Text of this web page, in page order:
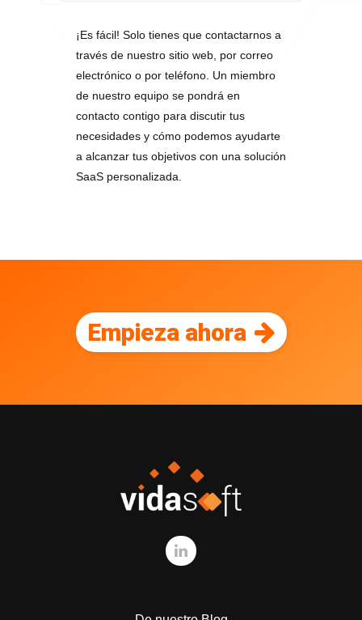
¡Es fácil! Solo tienes que contactarnos a
través de nuestro sitio web, por correo
electrónico o por teléfono. Un miembro
de nuestro equipo se pondrá en
contacto contigo para discutir tus
necesidades y cómo podemos ayudarte
a alcanzar tus objetivos con una solución
SaaS personalizada.
Empieza ahora